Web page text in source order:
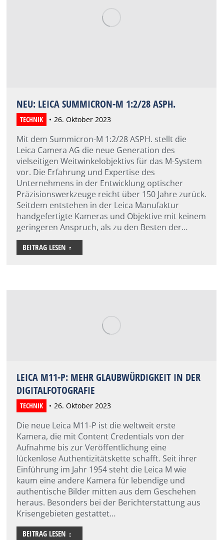
NEU: LEICA SUMMICRON-M 1:2/28 ASPH.
TECHNIK 26. Oktober 2023
Mit dem Summicron-M 1:2/28 ASPH. stellt die
Leica Camera AG die neue Generation des
vielseitigen Weitwinkelobjektivs für das M-System
vor. Die Erfahrung und Expertise des
Unternehmens in der Entwicklung optischer
Präzisionswerkzeuge reicht über 150 Jahre zurück.
Seitdem entstehen in der Leica Manufaktur
handgefertigte Kameras und Objektive mit keinem
geringeren Anspruch, als zu den Besten der…
BEITRAG LESEN
LEICA M11-P: MEHR GLAUBWÜRDIGKEIT IN DER
DIGITALFOTOGRAFIE
TECHNIK 26. Oktober 2023
Die neue Leica M11-P ist die weltweit erste
Kamera, die mit Content Credentials von der
Aufnahme bis zur Veröffentlichung eine
lückenlose Authentizitätskette schafft. Seit ihrer
Einführung im Jahr 1954 steht die Leica M wie
kaum eine andere Kamera für lebendige und
authentische Bilder mitten aus dem Geschehen
heraus. Besonders bei der Berichterstattung aus
Krisengebieten gestattet…
BEITRAG LESEN